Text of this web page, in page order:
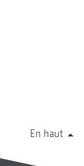
En haut